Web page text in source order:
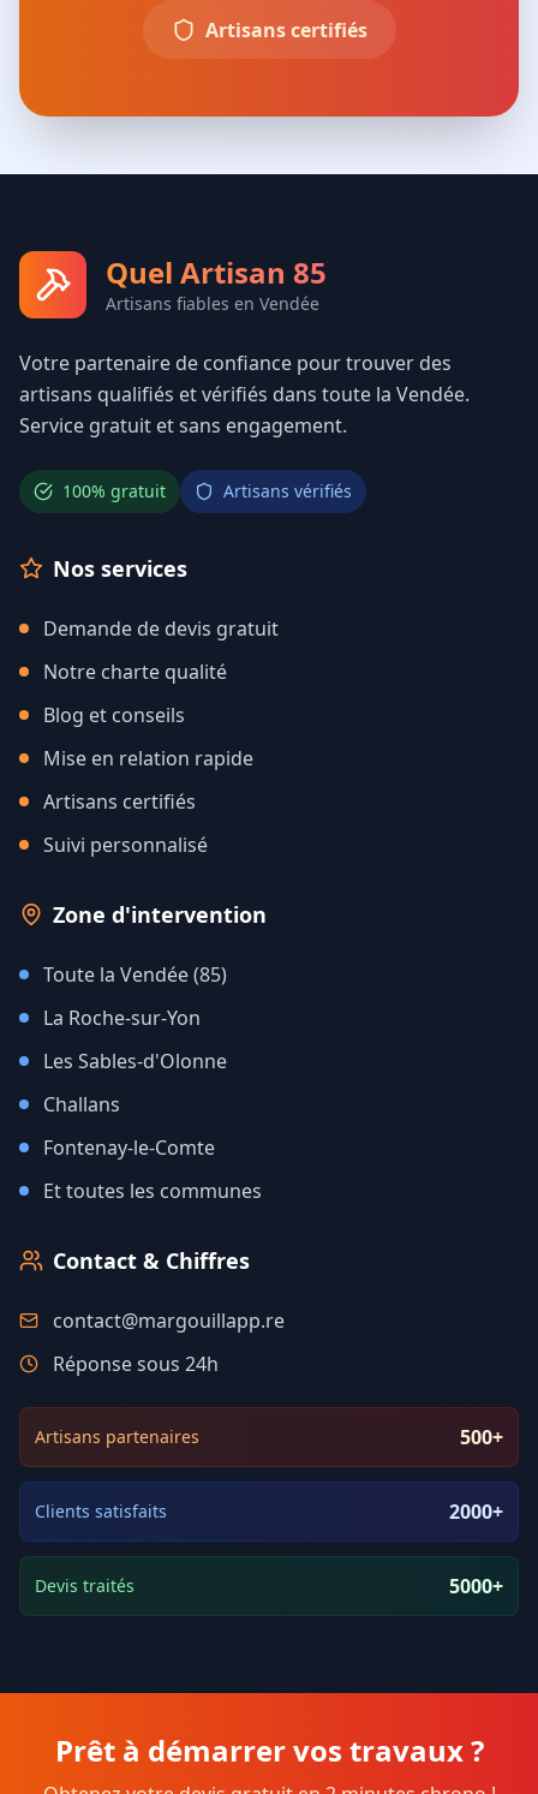
Artisans certifiés
Quel Artisan 85
Artisans fiables en Vendée
Votre partenaire de confiance pour trouver des
artisans qualifiés et vérifiés dans toute la Vendée.
Service gratuit et sans engagement.
100% gratuit Artisans vérifiés
Nos services
Demande de devis gratuit
Notre charte qualité
Blog et conseils
Mise en relation rapide
Artisans certifiés
Suivi personnalisé
Zone d'intervention
Toute la Vendée (85)
La Roche-sur-Yon
Les Sables-d'Olonne
Challans
Fontenay-le-Comte
Et toutes les communes
Contact & Chiffres
contact@margouillapp.re
Réponse sous 24h
Artisans partenaires 500+
Clients satisfaits 2000+
Devis traités 5000+
Prêt à démarrer vos travaux ?